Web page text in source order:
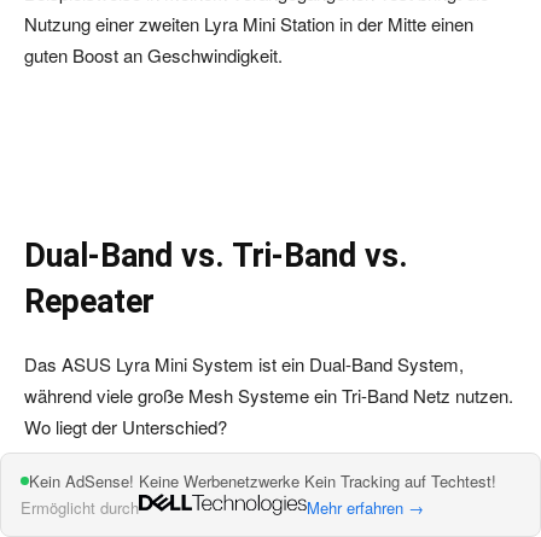
Nutzung einer zweiten Lyra Mini Station in der Mitte einen
guten Boost an Geschwindigkeit.
Dual-Band vs. Tri-Band vs.
Repeater
Das ASUS Lyra Mini System ist ein Dual-Band System,
während viele große Mesh Systeme ein Tri-Band Netz nutzen.
Wo liegt der Unterschied?
Ein Dual-Band System besitzt zwei Funknetze, in der Regel
ein 2,4GHz und 5GHz Band. Tri-Band Systeme besitzen in der
Kein AdSense! Keine Werbenetzwerke Kein Tracking auf Techtest!
Ermöglicht durch
Mehr erfahren →